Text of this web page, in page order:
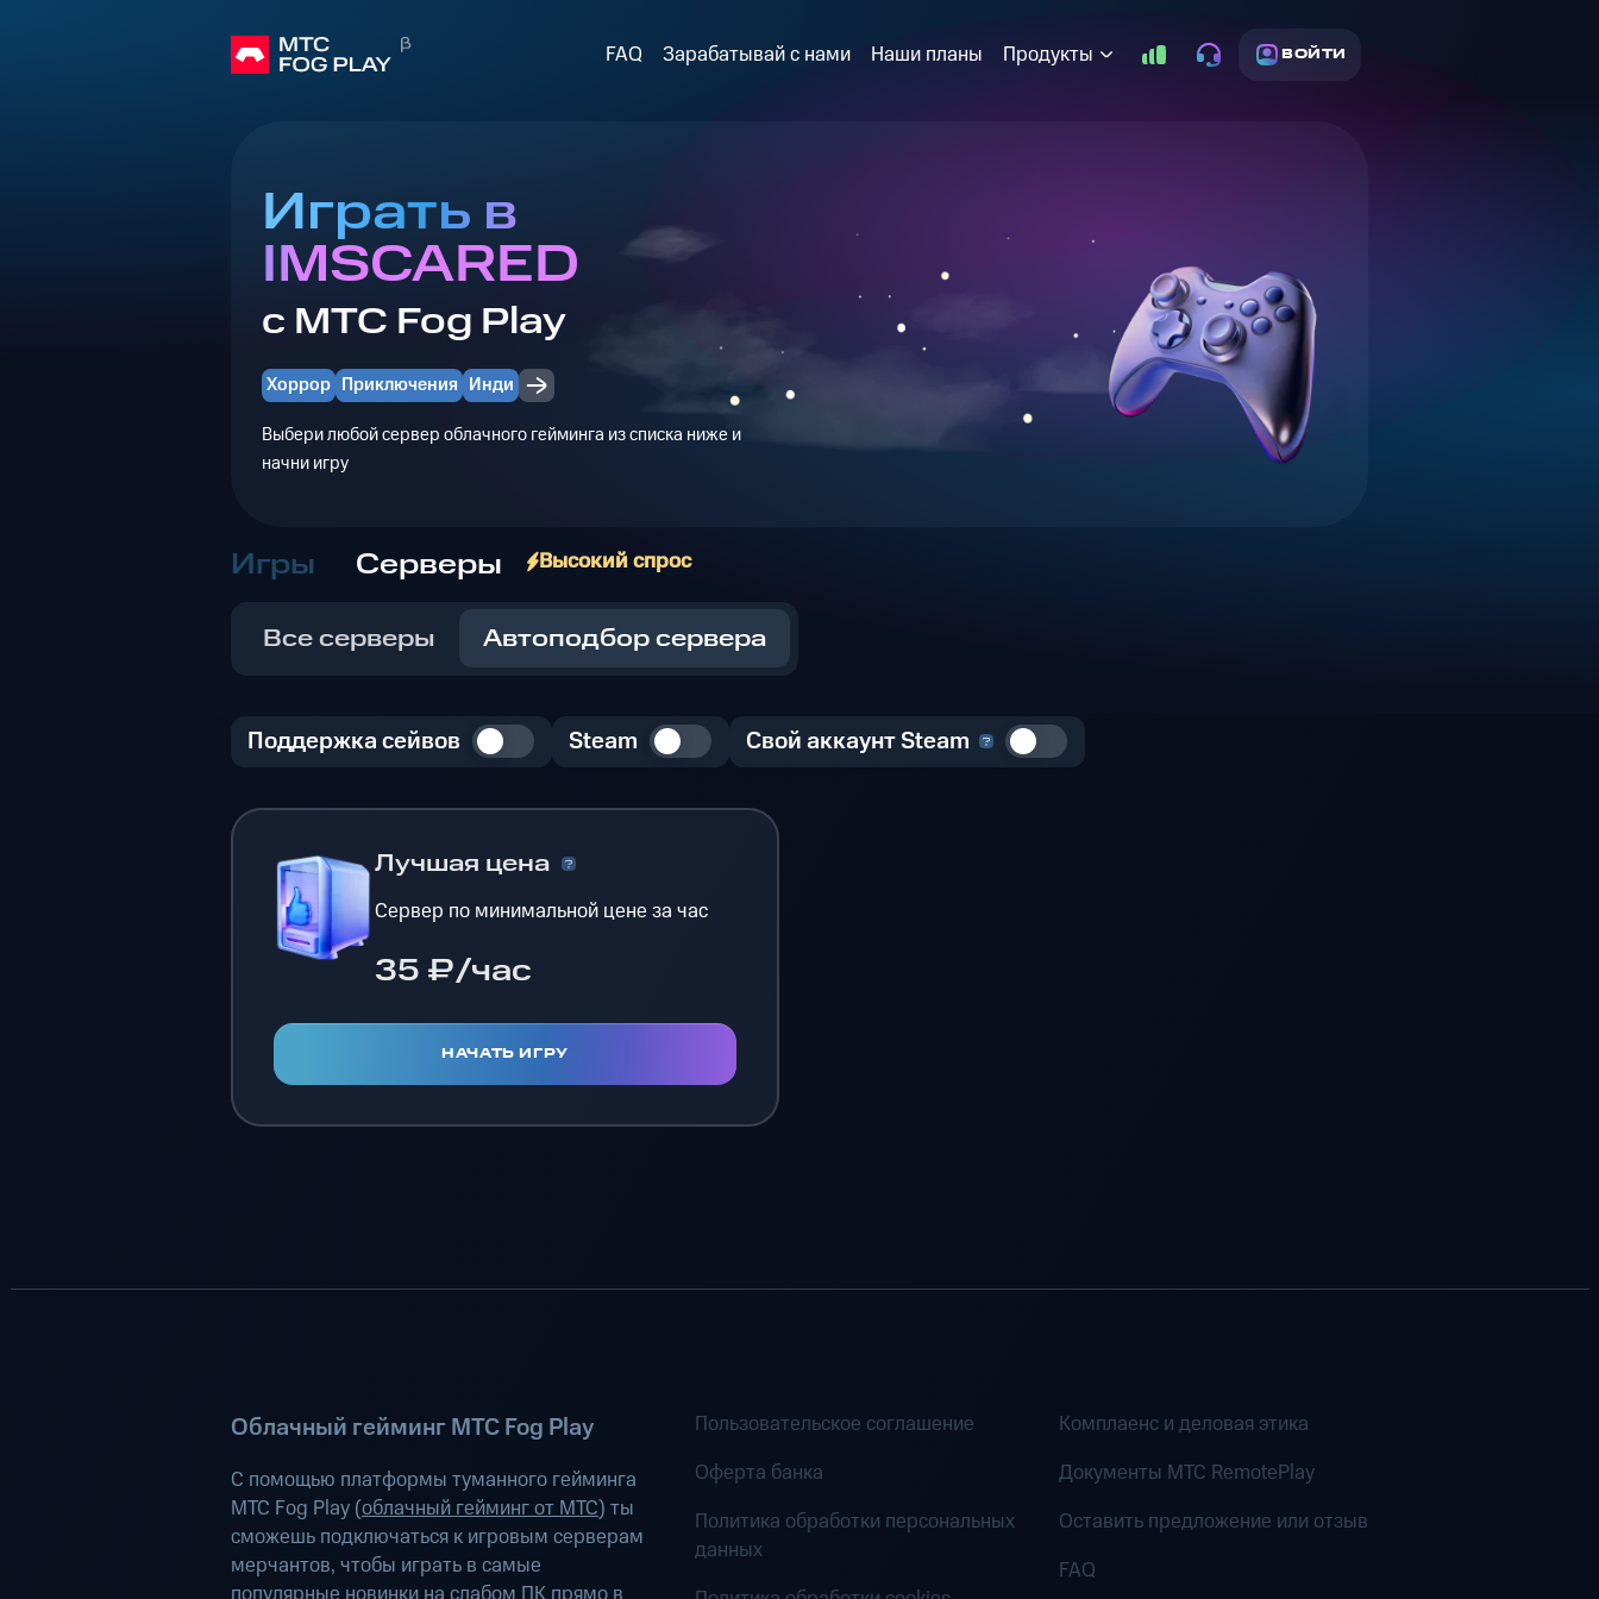
FAQ Зарабатывай с нами Наши планы Продукты ВОЙТИ
Играть в
IMSCARED
с МТС Fog Play
Хоррор Приключения Инди
Выбери любой сервер облачного гейминга из списка ниже и
начни игру
Игры Серверы Высокий спрос
Все серверы Автоподбор сервера
Поддержка сейвов Steam Свой аккаунт Steam
Лучшая цена
Сервер по минимальной цене за час
35 ₽/час
НАЧАТЬ ИГРУ
Облачный гейминг МТС Fog Play
С помощью платформы туманного гейминга
МТС Fog Play (облачный гейминг от МТС) ты
сможешь подключаться к игровым серверам
мерчантов, чтобы играть в самые
Пользовательское соглашение
Оферта банка
Политика обработки персональных
данных
Комплаенс и деловая этика
Документы MTC RemotePlay
Оставить предложение или отзыв
FAQ